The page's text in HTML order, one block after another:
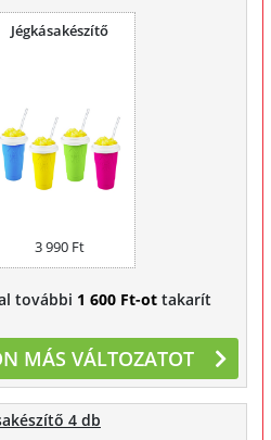
Jégkásakészítő
3 990 Ft
további 1 600 Ft-ot takarít
MÁS VÁLTOZATOT
4 db